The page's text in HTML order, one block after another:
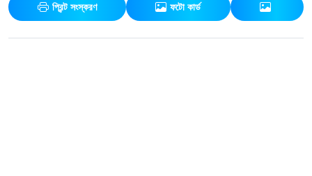
প্রিন্ট সংস্করণ ফটো কার্ড